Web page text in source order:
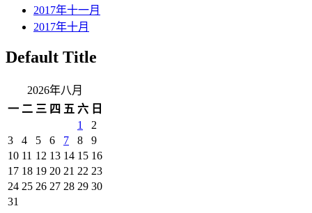
2017年十一月
2017年十月
Default Title
2026年八月
一 二 三 四 五 六 日
1
2
3
4 5 6 7 8
9
10 11 12 13 14 15 16
17 18 19 20 21 22 23
24 25 26 27 28 29 30
31